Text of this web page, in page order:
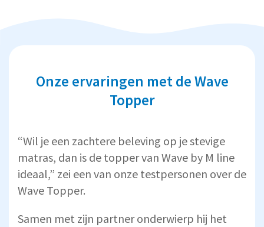
Onze ervaringen met de Wave
Topper
“Wil je een zachtere beleving op je stevige
matras, dan is de topper van Wave by M line
ideaal,” zei een van onze testpersonen over de
Wave Topper.
Samen met zijn partner onderwierp hij het